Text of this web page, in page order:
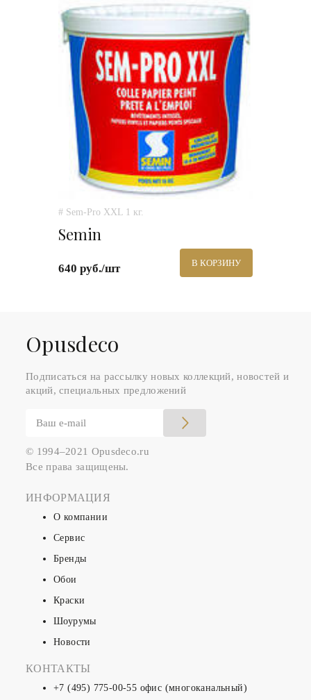
# Sem-Pro XXL 1 кг.
Semin
640 руб./шт В КОРЗИНУ
Оpusdeco
Подписаться на рассылку новых коллекций, новостей и
акций, специальных предложений
© 1994–2021 Opusdeco.ru
Все права защищены.
ИНФОРМАЦИЯ
О компании
Сервис
Бренды
Обои
Краски
Шоурумы
Новости
КОНТАКТЫ
+7 (495) 775-00-55 офис (многоканальный)